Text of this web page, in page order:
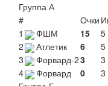
Группа А
#
Очки
1
ФШМ 15 5
2
Атлетик 6 5
3
Форвард-23 3
4
Форвард 0 3